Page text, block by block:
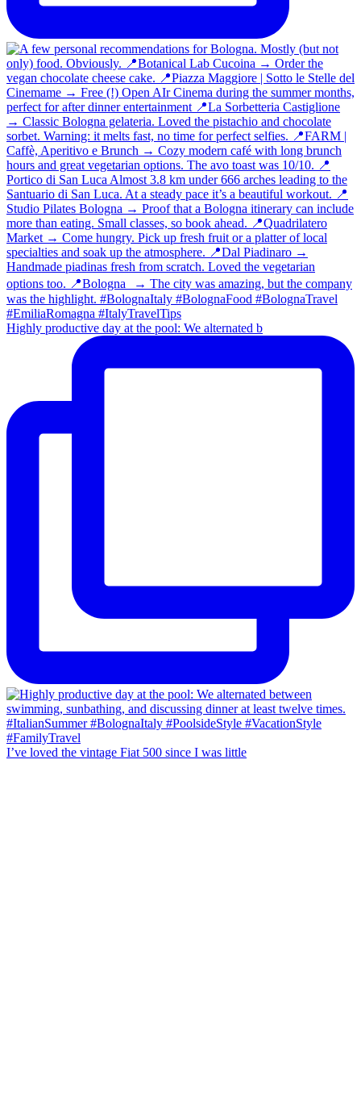
Highly productive day at the pool: We alternated b
I’ve loved the vintage Fiat 500 since I was little